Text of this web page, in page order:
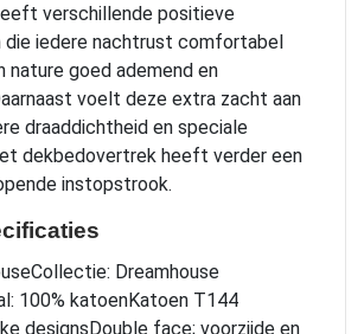
verschillende positieve
die iedere nachtrust comfortabel
nature goed ademend en
voelt deze extra zacht aan
draaddichtheid en speciale
dekbedovertrek heeft verder een
instopstrook.
Dreamhouse
100% katoenKatoen T144
designsDouble face; voorzijde en